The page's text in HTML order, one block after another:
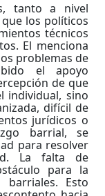
tanto a nivel
los políticos
técnicos
El menciona
problemas de
el apoyo
de que
individual, sino
difícil de
jurídicos o
barrial, se
para resolver
La falta de
para la
Esto